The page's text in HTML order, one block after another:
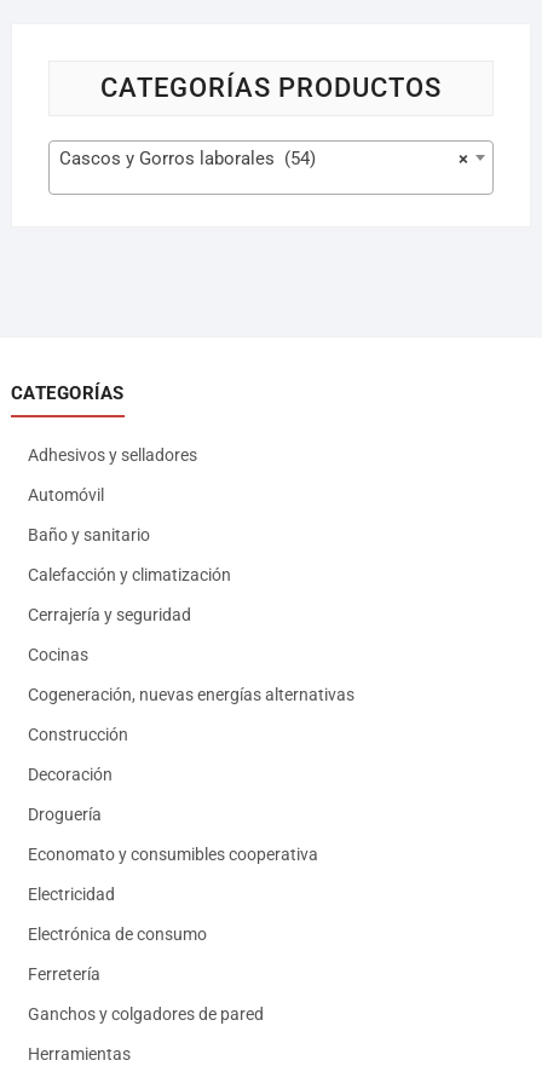
CATEGORÍAS PRODUCTOS
×
Cascos y Gorros laborales (54)
CATEGORÍAS
Adhesivos y selladores
Automóvil
Baño y sanitario
Calefacción y climatización
Cerrajería y seguridad
Cocinas
Cogeneración, nuevas energías alternativas
Construcción
Decoración
Droguería
Economato y consumibles cooperativa
Electricidad
Electrónica de consumo
Ferretería
Ganchos y colgadores de pared
Herramientas